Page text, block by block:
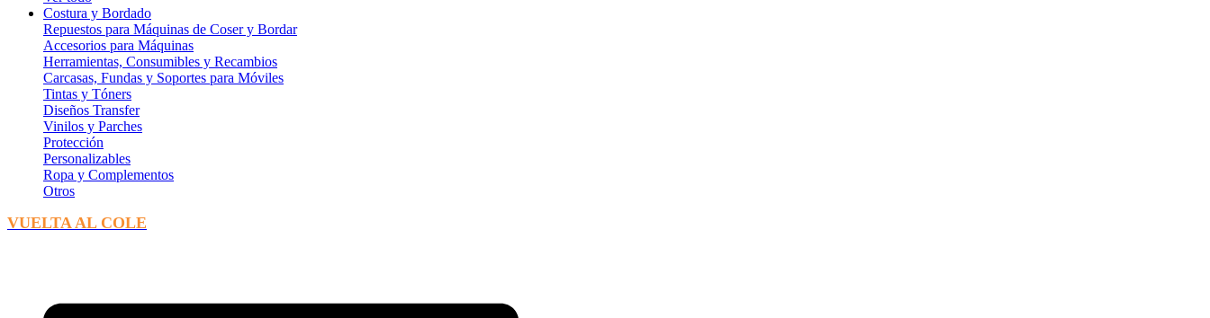
Costura y Bordado
Repuestos para Máquinas de Coser y Bordar
Accesorios para Máquinas
Herramientas, Consumibles y Recambios
Carcasas, Fundas y Soportes para Móviles
Tintas y Tóners
Diseños Transfer
Vinilos y Parches
Protección
Personalizables
Ropa y Complementos
Otros
VUELTA AL COLE